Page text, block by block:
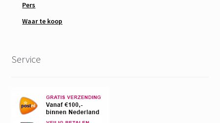
Pers
Waar te koop
Service